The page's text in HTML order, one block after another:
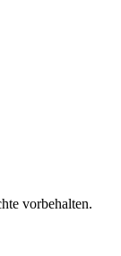
vorbehalten.